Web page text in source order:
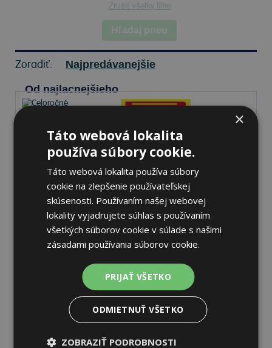
Zrušiť všetky filtre
Hľadaj pneu
Zoradiť: Najpredávanejšie
Od najlacnejšieho
Pirelli SCORPION ALL
SEASON SF2
245/50 R18 100 Y Celoročné
A D 71 dB
Na sklade 1 ks-K odberu na predajni 12.8.2026
K odberu na17 pobočkách
Pneumatiky Pirelli – kvalita a
×
Táto webová lokalita
používa súbory cookie.
Táto webová lokalita používa súbory
cookie na zlepšenie používateľskej
skúsenosti. Používaním našej webovej
lokality vyjadrujete súhlas s používaním
všetkých súborov cookie v súlade s našimi
zásadami používania súborov cookie.
PRIJAŤ VŠETKO
ODMIETNUŤ VŠETKO
ZOBRAZIŤ PODROBNOSTI